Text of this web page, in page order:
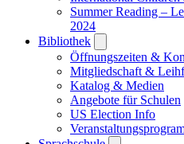
Summer Reading –
2024
Bibliothek
submenu
Öffnungszeiten &
Mitgliedschaft &
Katalog & Medien
Angebote für Schulen
US Election Info